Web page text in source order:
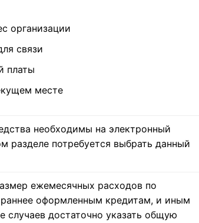
организации
связи
платы
месте
необходимы на электронный
разделе потребуется выбрать данный
ежемесячных расходов по
оформленным кредитам, и иным
случаев достаточно указать общую